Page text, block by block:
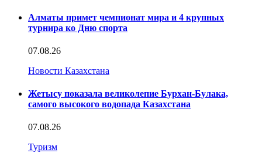
Алматы примет чемпионат мира и 4 крупных
турнира ко Дню спорта
07.08.26
Новости Казахстана
Жетысу показала великолепие Бурхан-Булака,
самого высокого водопада Казахстана
07.08.26
Туризм